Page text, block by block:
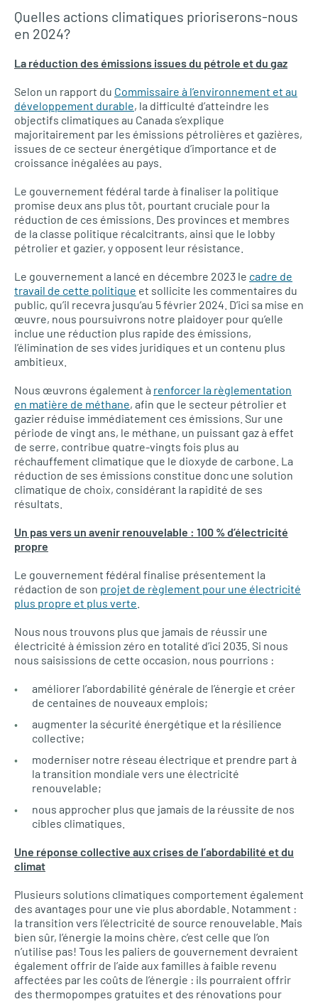
Quelles actions climatiques prioriserons-nous
en 2024?
La réduction des émissions issues du pétrole et du gaz
Selon un rapport du Commissaire à l’environnement et au
développement durable, la difficulté d’atteindre les
objectifs climatiques au Canada s’explique
majoritairement par les émissions pétrolières et gazières,
issues de ce secteur énergétique d’importance et de
croissance inégalées au pays.
Le gouvernement fédéral tarde à finaliser la politique
promise deux ans plus tôt, pourtant cruciale pour la
réduction de ces émissions. Des provinces et membres
de la classe politique récalcitrants, ainsi que le lobby
pétrolier et gazier, y opposent leur résistance.
Le gouvernement a lancé en décembre 2023 le cadre de
travail de cette politique et sollicite les commentaires du
public, qu’il recevra jusqu’au 5 février 2024. D’ici sa mise en
œuvre, nous poursuivrons notre plaidoyer pour qu’elle
inclue une réduction plus rapide des émissions,
l’élimination de ses vides juridiques et un contenu plus
ambitieux.
Nous œuvrons également à renforcer la règlementation
en matière de méthane, afin que le secteur pétrolier et
gazier réduise immédiatement ces émissions. Sur une
période de vingt ans, le méthane, un puissant gaz à effet
de serre, contribue quatre-vingts fois plus au
réchauffement climatique que le dioxyde de carbone. La
réduction de ses émissions constitue donc une solution
climatique de choix, considérant la rapidité de ses
résultats.
Un pas vers un avenir renouvelable : 100 % d’électricité
propre
Le gouvernement fédéral finalise présentement la
rédaction de son projet de règlement pour une électricité
plus propre et plus verte
Nous nous trouvons plus que jamais de réussir une
électricité à émission zéro en totalité d’ici 2035. Si nous
nous saisissions de cette occasion, nous pourrions :
améliorer l’abordabilité générale de l’énergie et créer
de centaines de nouveaux emplois;
augmenter la sécurité énergétique et la résilience
collective;
moderniser notre réseau électrique et prendre part à
la transition mondiale vers une électricité
renouvelable;
nous approcher plus que jamais de la réussite de nos
cibles climatiques.
Une réponse collective aux crises de l’abordabilité et du
climat
Plusieurs solutions climatiques comportement également
des avantages pour une vie plus abordable. Notamment :
la transition vers l’électricité de source renouvelable. Mais
bien sûr, l’énergie la moins chère, c’est celle que l’on
n’utilise pas! Tous les paliers de gouvernement devraient
également offrir de l’aide aux familles à faible revenu
affectées par les coûts de l’énergie : ils pourraient offrir
des thermopompes gratuites et des rénovations pour